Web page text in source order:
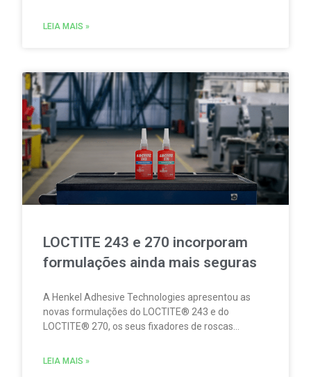
consumir e partilhar energia renovável localmente.
LEIA MAIS »
LOCTITE 243 e 270 incorporam
formulações ainda mais seguras
A Henkel Adhesive Technologies apresentou as
novas formulações do LOCTITE® 243 e do
LOCTITE® 270, os seus fixadores de roscas
permanente a tornilharia metálica, evitando
LEIA MAIS »